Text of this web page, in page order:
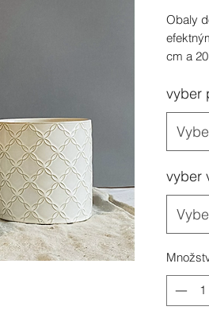
Obaly
cm a
vyber
vyber